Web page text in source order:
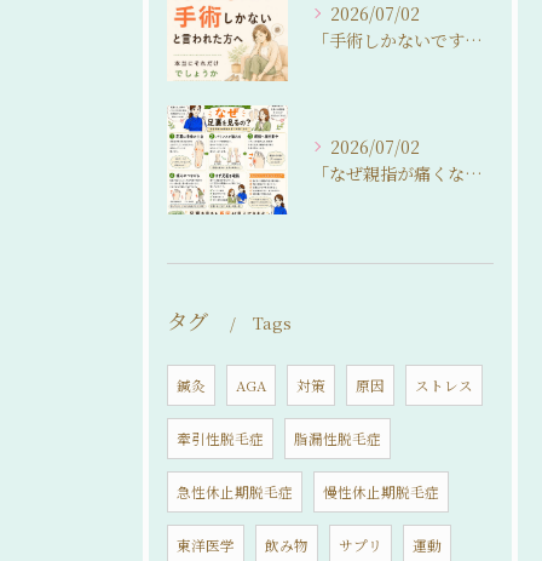
2026/07/02
「手術しかないですね…」
2026/07/02
「なぜ親指が痛くなるの？」
タグ Tags
鍼灸 AGA 対策 原因 ストレス
牽引性脱毛症 脂漏性脱毛症
急性休止期脱毛症 慢性休止期脱毛症
東洋医学 飲み物 サプリ 運動